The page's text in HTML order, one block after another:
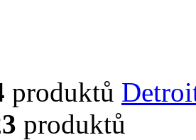
produktů
produktů